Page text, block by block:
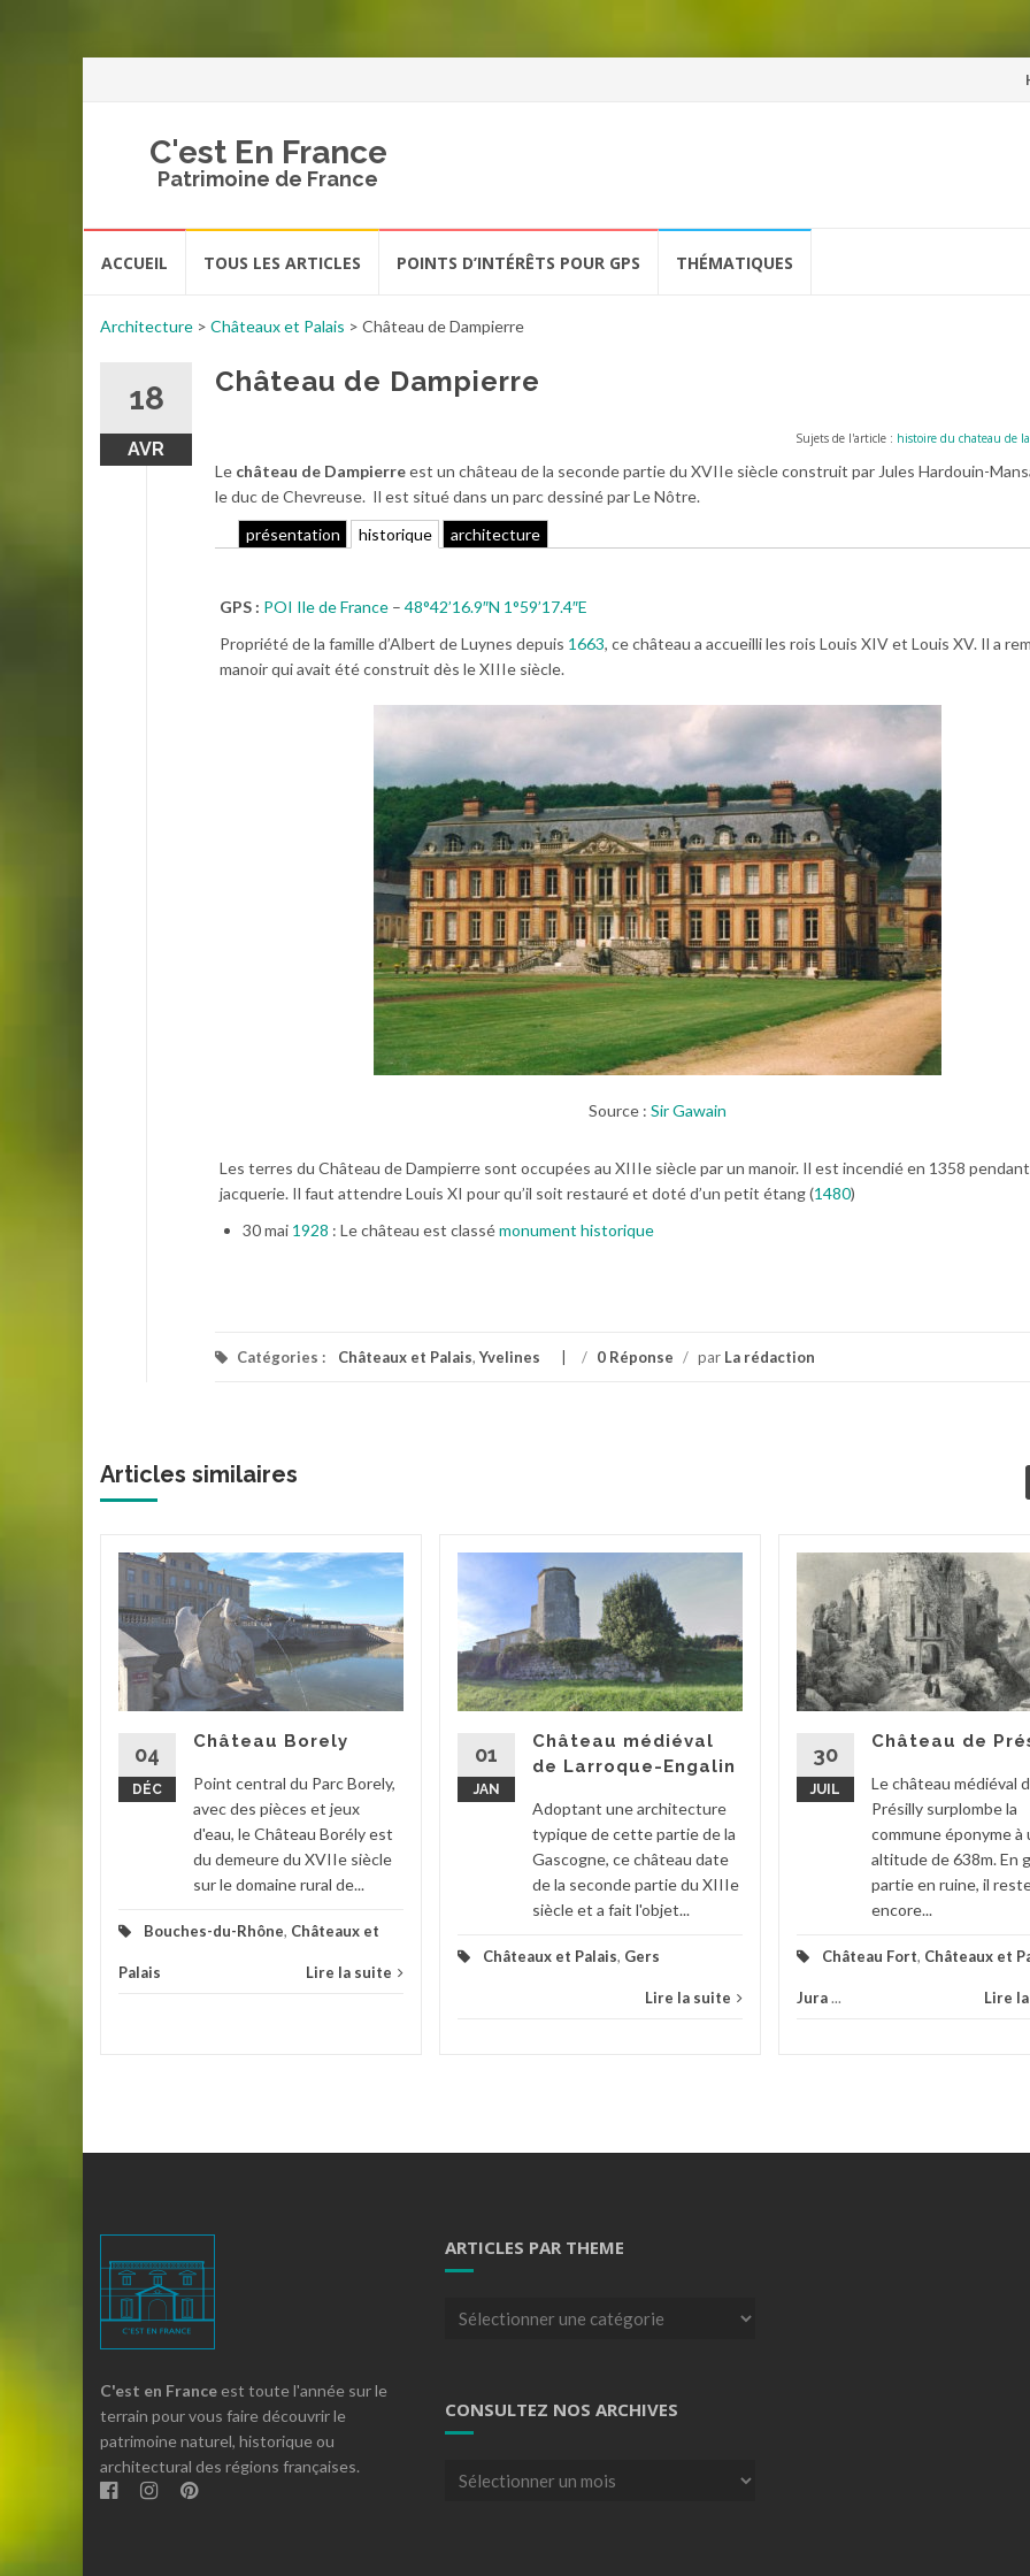
C'est En France
Patrimoine de France
ACCUEIL TOUS LES ARTICLES POINTS D’INTÉRÊTS POUR GPS THÉMATIQUES
Architecture > Châteaux et Palais > Château de Dampierre
18
AVR
Château de Dampierre
Sujets de l'article : histoire du chateau de
Le château de Dampierreest un château de la seconde partie du XVIIe siècle construit par Jules Hardouin-
le duc de Chevreuse. Il est situé dans un parc dessiné par Le Nôtre.
présentation
historique architecture
GPS : POI Ile de France – 48°42’16.9″N 1°59’17.4″E
Propriété de la famille d’Albert de Luynes depuis 1663, ce château a accueilli les rois Louis XIV et Louis XV. Il a
manoir qui avait été construit dès le XIIIe siècle.
Source : Sir Gawain
Les terres du Château de Dampierre sont occupées au XIIIe siècle par un manoir. Il est incendié en 1358
jacquerie. Il faut attendre Louis XI pour qu’il soit restauré et doté d’un petit étang (1480)
30 mai 1928 : Le château est classémonument historique
Catégories : Châteaux et Palais,Yvelines / 0 Réponse / par La rédaction
Articles similaires
04
DÉC
Château Borely
Point central du Parc Borely,
avec des pièces et jeux
d'eau, le Château Borély est
du demeure du XVIIe siècle
sur le domaine rural de...
Bouches-du-Rhône, Châteaux et
Palais Lire la suite
01
JAN
Château médiéval
de Larroque-Engalin
Adoptant une architecture
typique de cette partie de la
Gascogne, ce château date
de la seconde partie du XIIIe
siècle et a fait l'objet...
Châteaux et Palais, Gers
Lire la suite
30
JUIL
Château de
Le château médiéval
Présilly surplombe la
commune éponyme à
altitude de 638m. En
partie en ruine, il
encore...
Château Fort, Châteaux et
Jura... Lire
C'est en France est toute l'année sur le
terrain pour vous faire découvrir le
patrimoine naturel, historique ou
architectural des régions françaises.
ARTICLES PAR THEME
Articles
CONSULTEZ NOS ARCHIVES
Consultez